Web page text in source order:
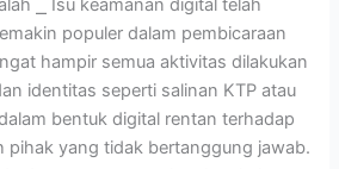
populer dalam pembicaraan
hampir semua aktivitas dilakukan
identitas seperti salinan KTP atau
bentuk digital rentan terhadap
pihak yang tidak bertanggung jawab.